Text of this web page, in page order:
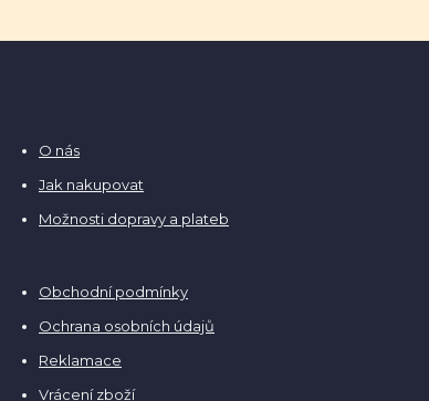
O nás
Jak nakupovat
Možnosti dopravy a plateb
Obchodní podmínky
Ochrana osobních údajů
Reklamace
Vrácení zboží